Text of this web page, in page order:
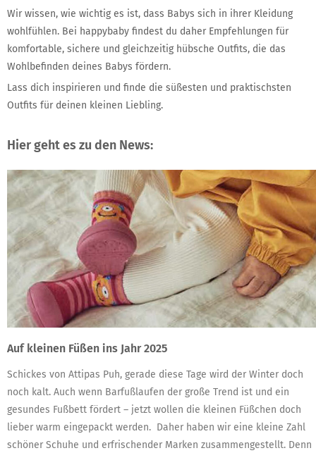
Wir wissen, wie wichtig es ist, dass Babys sich in ihrer Kleidung
wohlfühlen. Bei happybaby findest du daher Empfehlungen für
komfortable, sichere und gleichzeitig hübsche Outfits, die das
Wohlbefinden deines Babys fördern.
Lass dich inspirieren und finde die süßesten und praktischsten
Outfits für deinen kleinen Liebling.
Hier geht es zu den News:
Auf kleinen Füßen ins Jahr 2025
Schickes von Attipas Puh, gerade diese Tage wird der Winter doch
noch kalt. Auch wenn Barfußlaufen der große Trend ist und ein
gesundes Fußbett fördert – jetzt wollen die kleinen Füßchen doch
lieber warm eingepackt werden. Daher haben wir eine kleine Zahl
schöner Schuhe und erfrischender Marken zusammengestellt. Denn